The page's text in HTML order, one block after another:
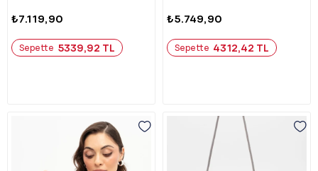
₺7.119,90
Sepette 5339,92 TL
₺5.749,90
Sepette 4312,42 TL